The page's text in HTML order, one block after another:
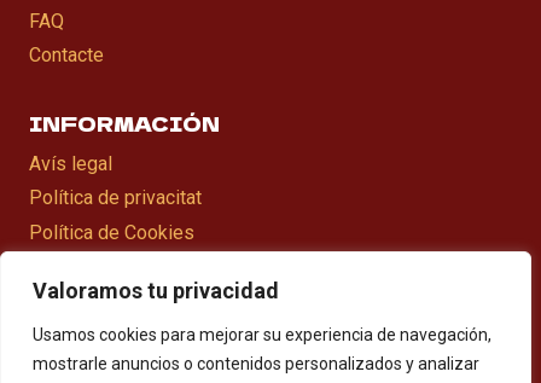
Valoramos tu privacidad
Usamos cookies para mejorar su experiencia de navegación,
mostrarle anuncios o contenidos personalizados y analizar
FAQ
Contacte
INFORMACIÓN
Avís legal
Política de privacitat
Política de Cookies
Mapa web